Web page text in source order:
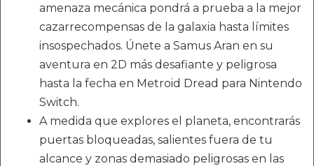
amenaza mecánica pondrá a prueba a la mejor
cazarrecompensas de la galaxia hasta límites
insospechados. Únete a Samus Aran en su
aventura en 2D más desafiante y peligrosa
hasta la fecha en Metroid Dread para Nintendo
Switch.
A medida que explores el planeta, encontrarás
puertas bloqueadas, salientes fuera de tu
alcance y zonas demasiado peligrosas en las